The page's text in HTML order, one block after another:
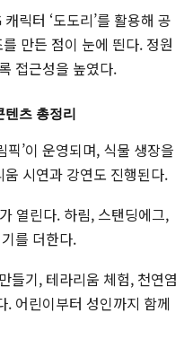
릭터 ‘도도리’를 활용해 공
만든 점이 눈에 띈다. 정원
접근성을 높였다.
텐츠 총정리
’이 운영되며, 식물 생장을
움 시연과 강연도 진행된다.
열린다. 하림, 스탠딩에그,
를 더한다.
들기, 테라리움 체험, 천연염
어린이부터 성인까지 함께